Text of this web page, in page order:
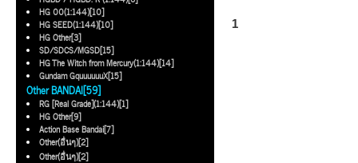
HG 00(1:144)[10]
HG SEED(1:144)[10]
HG Other[3]
SD/SDCS/MGSD[15]
HG The Witch from Mercury(1:144)[14]
Gundam GquuuuuuX[15]
Other BANDAI[59]
RG [Real Grade](1:144)[1]
HG Other[9]
Action Base Bandai[7]
Other(อื่นๆ)[2]
Other(อื่นๆ)[2]
1